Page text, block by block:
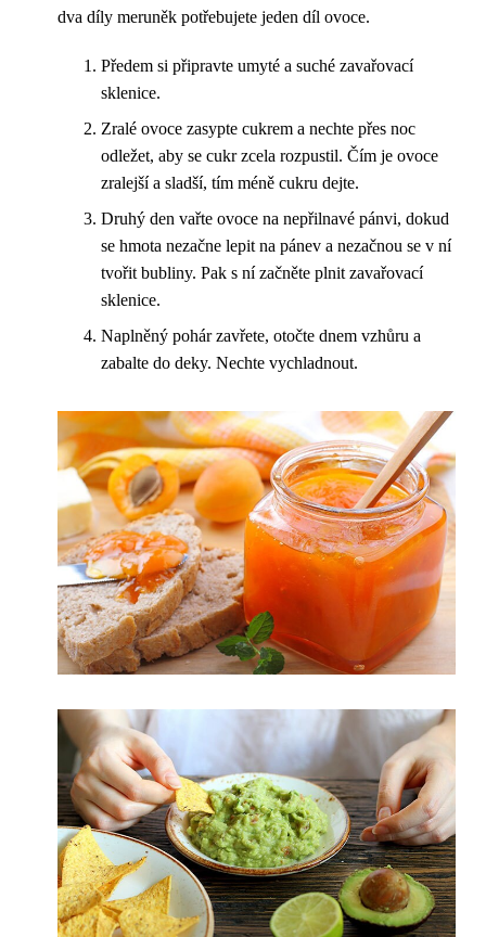
dva díly meruněk potřebujete jeden díl ovoce.
Předem si připravte umyté a suché zavařovací
sklenice.
Zralé ovoce zasypte cukrem a nechte přes noc
odležet, aby se cukr zcela rozpustil. Čím je ovoce
zralejší a sladší, tím méně cukru dejte.
Druhý den vařte ovoce na nepřilnavé pánvi, dokud
se hmota nezačne lepit na pánev a nezačnou se v ní
tvořit bubliny. Pak s ní začněte plnit zavařovací
sklenice.
Naplněný pohár zavřete, otočte dnem vzhůru a
zabalte do deky. Nechte vychladnout.